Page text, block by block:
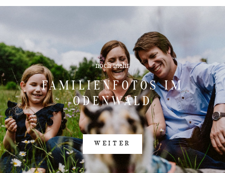
noch mehr
FAMILIENFOTOS IM
ODENWALD
WEITER